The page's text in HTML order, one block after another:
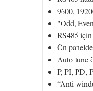
9600,
"Odd,
RS485 için
Ön
Auto-tune
P, PI, PD,
“Anti-